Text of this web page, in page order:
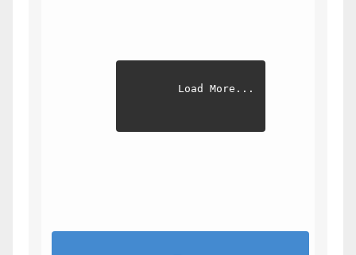
Load More...